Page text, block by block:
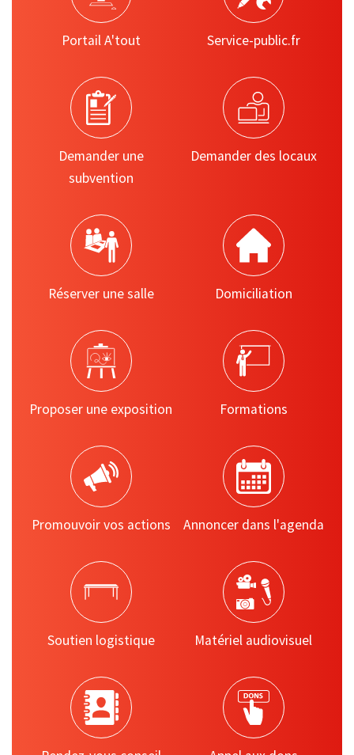
Portail A'tout Service-public.fr
Demander une
subvention
Demander des locaux
Réserver une salle Domiciliation
Proposer une exposition Formations
Promouvoir vos actions Annoncer dans l'agenda
Soutien logistique Matériel audiovisuel